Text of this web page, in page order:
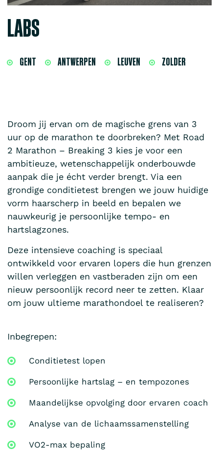
LABS
GENT ANTWERPEN LEUVEN ZOLDER
Droom jij ervan om de magische grens van 3
uur op de marathon te doorbreken? Met Road
2 Marathon – Breaking 3 kies je voor een
ambitieuze, wetenschappelijk onderbouwde
aanpak die je écht verder brengt. Via een
grondige conditietest brengen we jouw huidige
vorm haarscherp in beeld en bepalen we
nauwkeurig je persoonlijke tempo- en
hartslagzones.
Deze intensieve coaching is speciaal
ontwikkeld voor ervaren lopers die hun grenzen
willen verleggen en vastberaden zijn om een
nieuw persoonlijk record neer te zetten. Klaar
om jouw ultieme marathondoel te realiseren?
Inbegrepen:
Conditietest lopen
Persoonlijke hartslag – en tempozones
Maandelijkse opvolging door ervaren coach
Analyse van de lichaamssamenstelling
VO2-max bepaling